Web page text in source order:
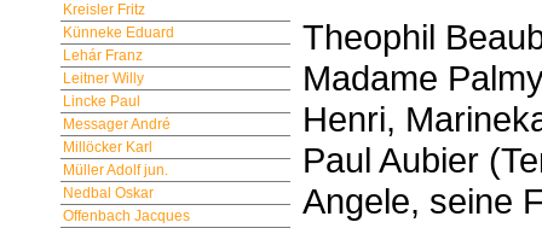
Kreisler Fritz
Künneke Eduard
Lehár Franz
Leitner Willy
Lincke Paul
Messager André
Millöcker Karl
Müller Adolf jun.
Nedbal Oskar
Offenbach Jacques
Theophil
Madame
Henri,
Paul Aubier
Angele, seine